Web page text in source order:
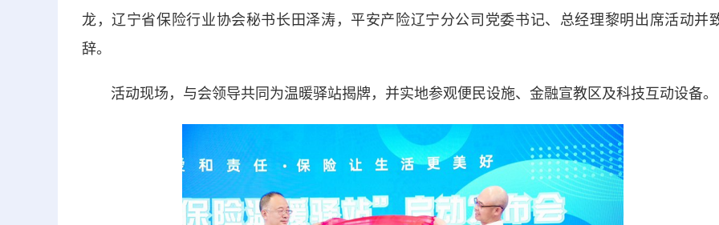
龙，辽宁省保险行业协会秘书长田泽涛，平安产险辽宁分公司党委书记、总经理黎明出席活动并
辞。
活动现场，与会领导共同为温暖驿站揭牌，并实地参观便民设施、金融宣教区及科技互动设备。